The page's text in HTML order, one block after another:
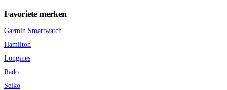
Favoriete merken
Garmin Smartwatch
Hamilton
Longines
Rado
Seiko